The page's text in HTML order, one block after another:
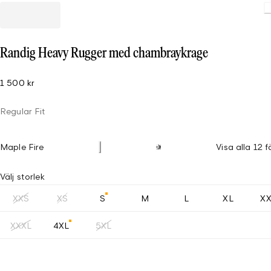
Randig Heavy Rugger med chambraykrage
1 500 kr
Regular Fit
Maple Fire Visa alla 12
Välj storlek
XXS XS S M L XL
XXXL 4XL 5XL